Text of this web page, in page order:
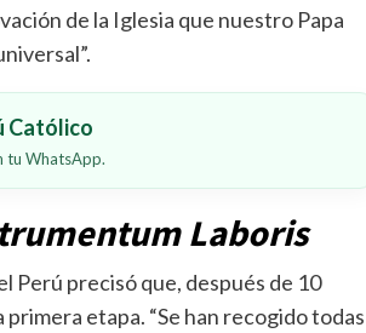
de la Iglesia que nuestro Papa
Católico
tu WhatsApp.
Laboris
Perú precisó que, después de 10
etapa. “Se han recogido todas